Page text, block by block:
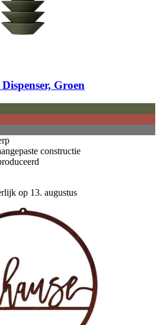
Groen
constructie
op 13. augustus